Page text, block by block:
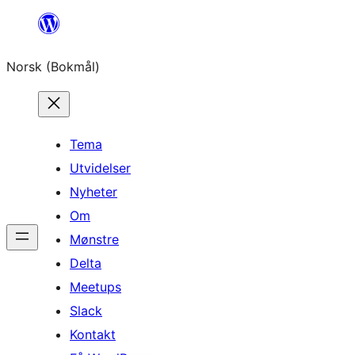
Hopp
innhold
Norsk (Bokmål)
Tema
Utvidelser
Nyheter
Om
Mønstre
Delta
Meetups
Slack
Kontakt